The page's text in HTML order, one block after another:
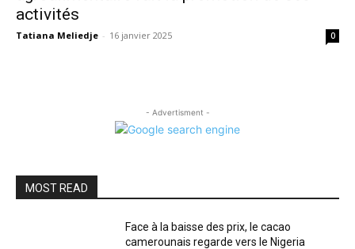
activités
Tatiana Meliedje - 16 janvier 2025 0
- Advertisment -
MOST READ
Face à la baisse des prix, le cacao
camerounais regarde vers le Nigeria